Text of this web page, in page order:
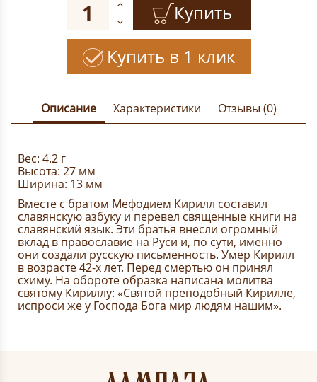
Купить
Купить в 1 клик
Описание Характеристики Отзывы (0)
Вес: 4.2 г
Высота: 27 мм
Ширина: 13 мм
Вместе с братом Мефодием Кирилл составил
славянскую азбуку и перевел священные книги на
славянский язык. Эти братья внесли огромный
вклад в православие на Руси и, по сути, именно
они создали русскую письменность. Умер Кирилл
в возрасте 42-х лет. Перед смертью он принял
схиму. На обороте образка написана молитва
святому Кириллу: «Святой преподобный Кирилле,
испроси же у Господа Бога мир людям нашим».